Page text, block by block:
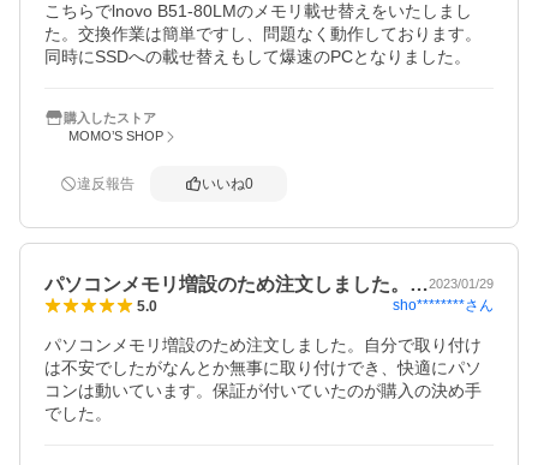
こちらでlnovo B51-80LMのメモリ載せ替えをいたしまし
た。交換作業は簡単ですし、問題なく動作しております。
同時にSSDへの載せ替えもして爆速のPCとなりました。
購入したストア
MOMO’S SHOP
違反報告 いいね0
パソコンメモリ増設のため注文しました。…2023/01/29
5.0 sho********さん
パソコンメモリ増設のため注文しました。自分で取り付け
は不安でしたがなんとか無事に取り付けでき、快適にパソ
コンは動いています。保証が付いていたのが購入の決め手
でした。